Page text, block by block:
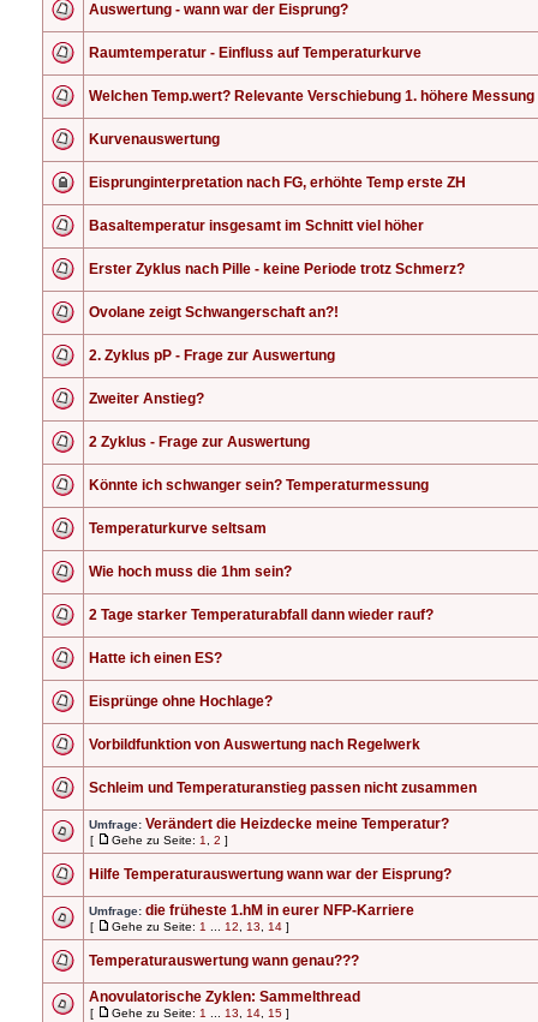
Auswertung - wann war der Eisprung?
Raumtemperatur - Einfluss auf Temperaturkurve
Welchen Temp.wert? Relevante Verschiebung 1. höhere Messung
Kurvenauswertung
Eisprunginterpretation nach FG, erhöhte Temp erste ZH
Basaltemperatur insgesamt im Schnitt viel höher
Erster Zyklus nach Pille - keine Periode trotz Schmerz?
Ovolane zeigt Schwangerschaft an?!
2. Zyklus pP - Frage zur Auswertung
Zweiter Anstieg?
2 Zyklus - Frage zur Auswertung
Könnte ich schwanger sein? Temperaturmessung
Temperaturkurve seltsam
Wie hoch muss die 1hm sein?
2 Tage starker Temperaturabfall dann wieder rauf?
Hatte ich einen ES?
Eisprünge ohne Hochlage?
Vorbildfunktion von Auswertung nach Regelwerk
Schleim und Temperaturanstieg passen nicht zusammen
Umfrage: Verändert die Heizdecke meine Temperatur?
[ Gehe zu Seite: 1 2 ]
Hilfe Temperaturauswertung wann war der Eisprung?
Umfrage: die früheste 1.hM in eurer NFP-Karriere
[ Gehe zu Seite: 1 12 13 14 ]
Temperaturauswertung wann genau???
Anovulatorische Zyklen: Sammelthread
[ Gehe zu Seite: 1 13 14 15 ]